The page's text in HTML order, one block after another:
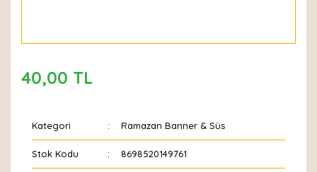
40,00 TL
Kategori Ramazan Banner & Süs
Stok Kodu 8698520149761